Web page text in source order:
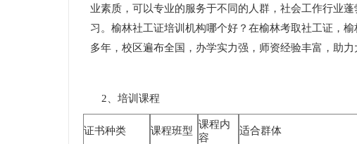
业素质，可以专业的服务于不同的人群，社会工作行业
习。榆林社工证培训机构哪个好？在榆林考取社工证，
多年，校区遍布全国，办学实力强，师资经验丰富，助
2、培训课程
证书种类 课程班型
课程内
容
适合群体